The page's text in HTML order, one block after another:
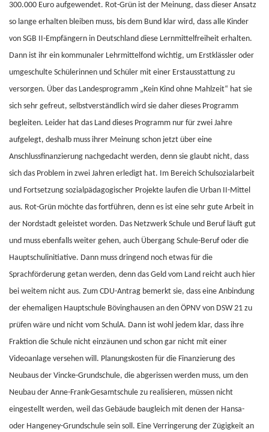
300.000 Euro aufgewendet. Rot-Grün ist der Meinung, dass dieser Ansatz
so lange erhalten bleiben muss, bis dem Bund klar wird, dass alle Kinder
von SGB II-Empfängern in Deutschland diese Lernmittelfreiheit erhalten.
Dann ist ihr ein kommunaler Lehrmittelfond wichtig, um Erstklässler oder
umgeschulte Schülerinnen und Schüler mit einer Erstausstattung zu
versorgen. Über das Landesprogramm „Kein Kind ohne Mahlzeit“ hat sie
sich sehr gefreut, selbstverständlich wird sie daher dieses Programm
begleiten. Leider hat das Land dieses Programm nur für zwei Jahre
aufgelegt, deshalb muss ihrer Meinung schon jetzt über eine
Anschlussfinanzierung nachgedacht werden, denn sie glaubt nicht, dass
sich das Problem in zwei Jahren erledigt hat. Im Bereich Schulsozialarbeit
und Fortsetzung sozialpädagogischer Projekte laufen die Urban II-Mittel
aus. Rot-Grün möchte das fortführen, denn es ist eine sehr gute Arbeit in
der Nordstadt geleistet worden. Das Netzwerk Schule und Beruf läuft gut
und muss ebenfalls weiter gehen, auch Übergang Schule-Beruf oder die
Hauptschulinitiative. Dann muss dringend noch etwas für die
Sprachförderung getan werden, denn das Geld vom Land reicht auch hier
bei weitem nicht aus. Zum CDU-Antrag bemerkt sie, dass eine Anbindung
der ehemaligen Hauptschule Bövinghausen an den ÖPNV von DSW 21 zu
prüfen wäre und nicht vom SchulA. Dann ist wohl jedem klar, dass ihre
Fraktion die Schule nicht einzäunen und schon gar nicht mit einer
Videoanlage versehen will. Planungskosten für die Finanzierung des
Neubaus der Vincke-Grundschule, die abgerissen werden muss, um den
Neubau der Anne-Frank-Gesamtschule zu realisieren, müssen nicht
eingestellt werden, weil das Gebäude baugleich mit denen der Hansa-
oder Hangeney-Grundschule sein soll. Eine Verringerung der Zügigkeit an